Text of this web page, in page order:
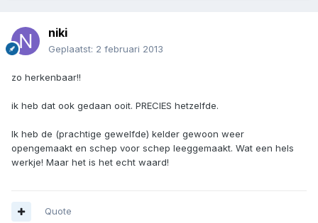
niki
Geplaatst: 2 februari 2013
zo herkenbaar!!
ik heb dat ook gedaan ooit. PRECIES hetzelfde.
Ik heb de (prachtige gewelfde) kelder gewoon weer
opengemaakt en schep voor schep leeggemaakt. Wat een hels
werkje! Maar het is het echt waard!
Quote